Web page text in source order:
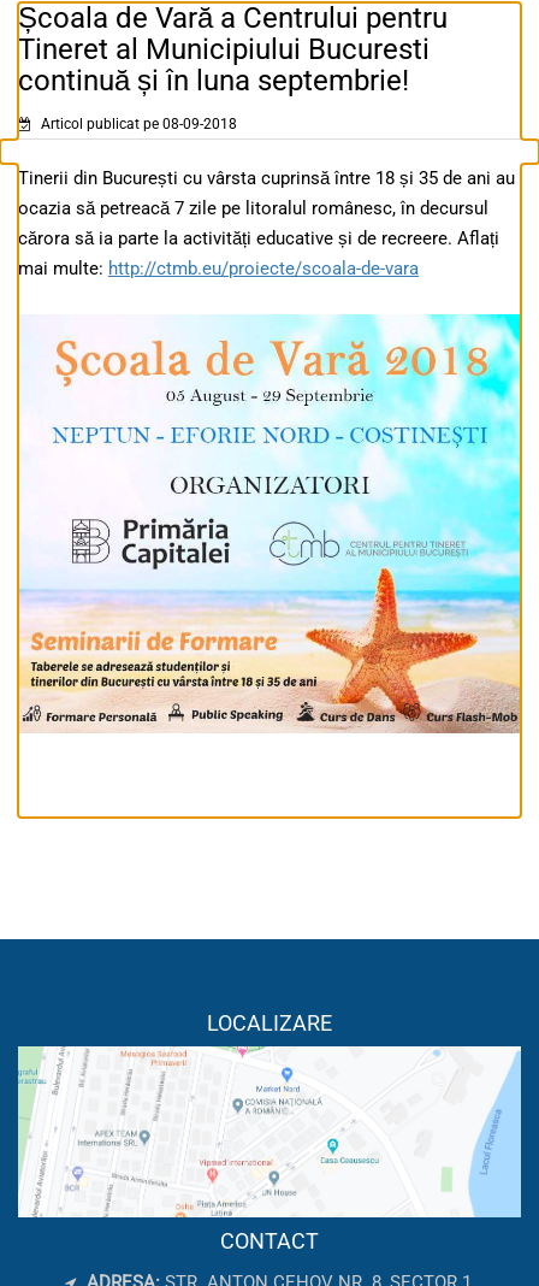
Școala de Vară a Centrului pentru
Tineret al Municipiului Bucuresti
continuă și în luna septembrie!
Articol publicat pe 08-09-2018
Tinerii din București cu vârsta cuprinsă între 18 și 35 de ani au
ocazia să petreacă 7 zile pe litoralul românesc, în decursul
cărora să ia parte la activități educative și de recreere. Aflați
mai multe: http://ctmb.eu/proiecte/scoala-de-vara
LOCALIZARE
CONTACT